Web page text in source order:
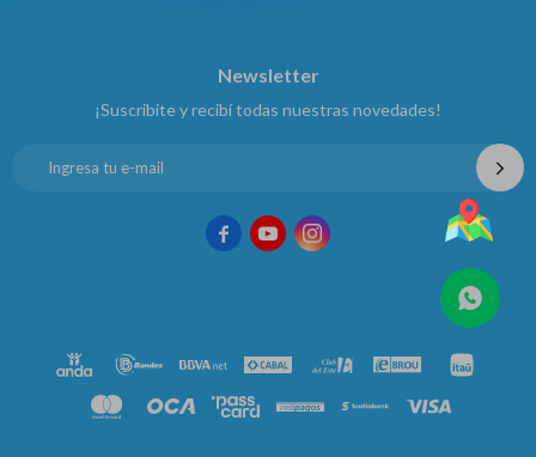
Newsletter
¡Suscribite y recibí todas nuestras novedades!
  